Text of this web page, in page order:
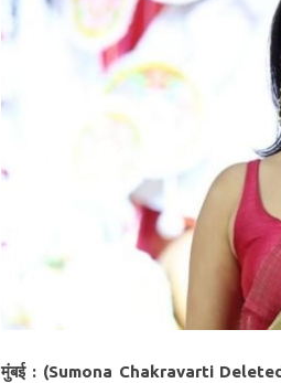
मुंबई : (Sumona Chakravarti